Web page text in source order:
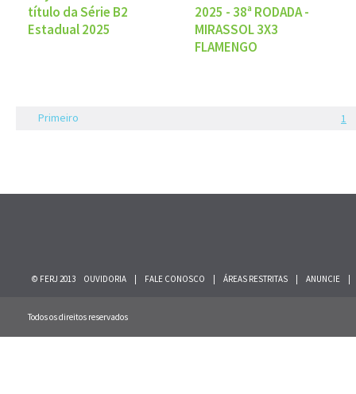
título da Série B2
Estadual 2025
2025 - 38ª RODADA -
MIRASSOL 3X3
FLAMENGO
Primeiro 1
© FERJ 2013 OUVIDORIA FALE CONOSCO ÁREAS RESTRITAS ANUNCIE
Todos os direitos reservados